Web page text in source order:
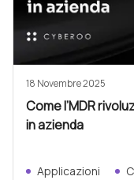
18 Novembre 2025
Come l’MDR
in azienda
Applicazioni